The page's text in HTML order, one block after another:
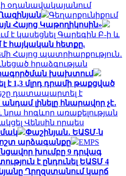
օդանավակայանում
Գեղարքունիքում
Հայոց Կաթողիկոսին»
է կասեցնել Գարեգին Բ-ի և
է հայկական հետքը.
Հայոց պատրիարքություն․
հրաձգության
խախտում
է 1,3 մլրդ դրամի թաքցված
դատապարտել է
լինելը հնարավոր չէ․
նրա հոգևոր առաքելության
Վենսին որպես
Փաշինյան․ ԵԱՏՄ-ն
արձագանքը
EMPS
խումբը 9 դրվագ
է ընդունել ԵԱՏՄ 4
Ղրղզստանում կարճ